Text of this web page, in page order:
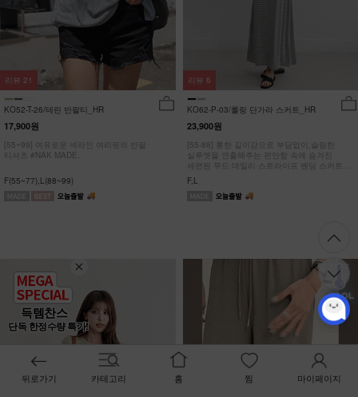
득템찬스
단독 한정수량 특가!
KO52-T-26/테린 반팔티_HR
17,900원
[55~99] 여유로운 넥라인 여리핏의 반팔
티셔츠 #NAK MADE.
F(55~77),L(88~99)
리뷰 21
KO62-P-03/롤링 단가라 스커트_HR
23,900원
[55-88] 롱한 길이감으로 부담없이,슬림한
실루엣을 연출해주는 편안함 속에 숨겨진
세련된 무드 데일리 스트라이프 밴딩 스커트
#NAK MADE.
F,L
리뷰 6
뒤로가기 카테고리 홈 찜 마이페이지